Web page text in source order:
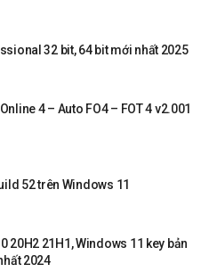
32 bit, 64 bit mới nhất 2025
4 – Auto FO4 – FOT 4 v2.001
52 trên Windows 11
20H2 21H1, Windows 11 key bản
2024